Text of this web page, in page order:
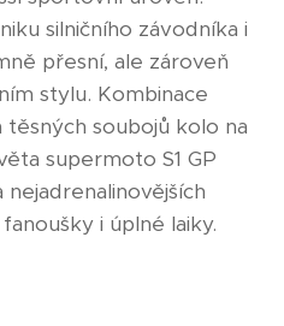
silničního závodníka i
přesní, ale zároveň
stylu. Kombinace
soubojů kolo na
supermoto S1 GP
nejadrenalinovějších
i úplné laiky.